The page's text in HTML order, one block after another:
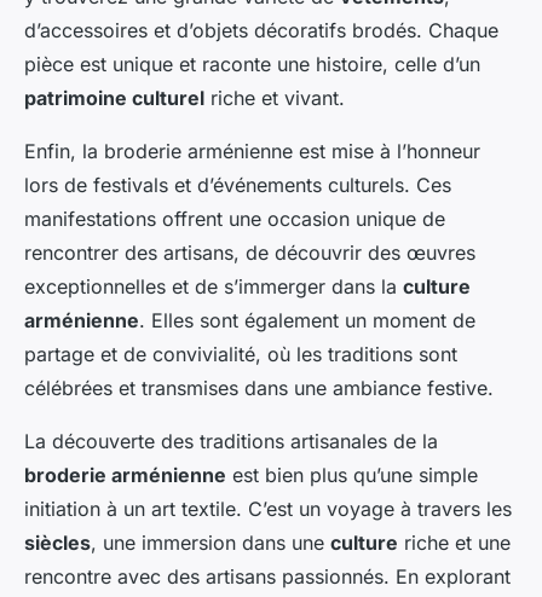
d’accessoires et d’objets décoratifs brodés. Chaque
pièce est unique et raconte une histoire, celle d’un
patrimoine culturel riche et vivant.
Enfin, la broderie arménienne est mise à l’honneur
lors de festivals et d’événements culturels. Ces
manifestations offrent une occasion unique de
rencontrer des artisans, de découvrir des œuvres
exceptionnelles et de s’immerger dans la culture
arménienne. Elles sont également un moment de
partage et de convivialité, où les traditions sont
célébrées et transmises dans une ambiance festive.
La découverte des traditions artisanales de la
broderie arménienne est bien plus qu’une simple
initiation à un art textile. C’est un voyage à travers les
siècles, une immersion dans une culture riche et une
rencontre avec des artisans passionnés. En explorant